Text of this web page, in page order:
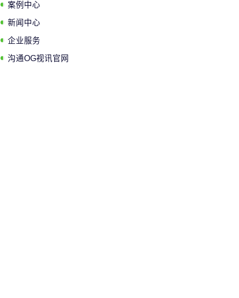
案例中心
新闻中心
企业服务
沟通OG视讯官网